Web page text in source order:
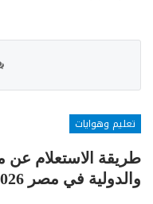
تعليم وهوايات
طريقة الاستعلام
والدولية في مصر 2026